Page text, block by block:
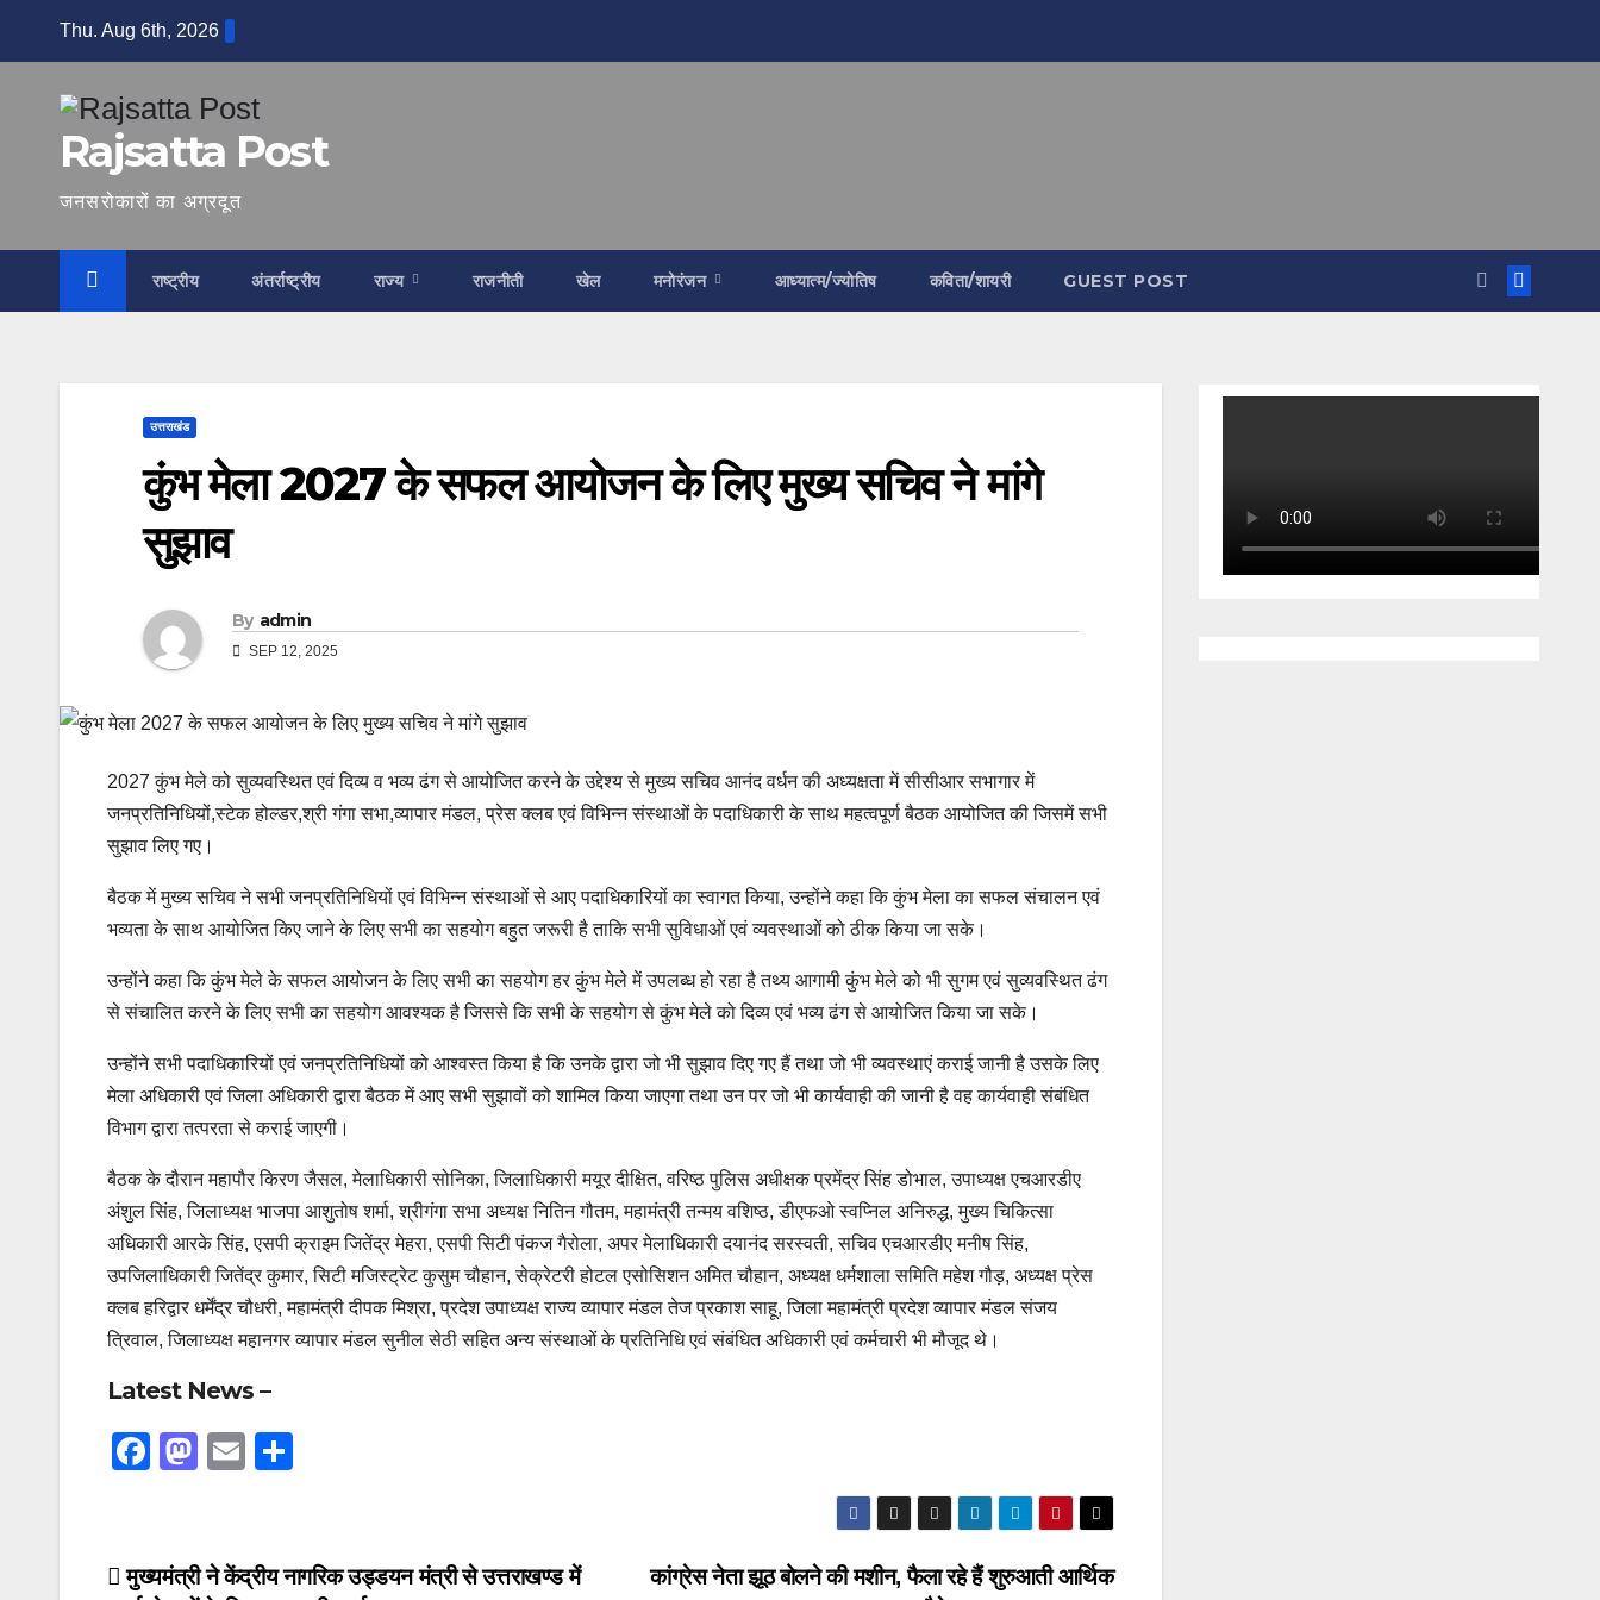
Thu. Aug 6th, 2026
Rajsatta Post
जनसरोकारों का अग्रदूत
राष्ट्रीय अंतर्राष्ट्रीय राज्य राजनीती खेल मनोरंजन आध्यात्म/ज्योतिष कविता/शायरी GUEST POST
उत्तराखंड
कुंभ मेला 2027 के सफल आयोजन के लिए मुख्य सचिव ने मांगे
सुझाव
By admin
SEP 12, 2025
2027 कुंभ मेले को सुव्यवस्थित एवं दिव्य व भव्य ढंग से आयोजित करने के उद्देश्य से मुख्य सचिव आनंद वर्धन की अध्यक्षता में सीसीआर सभागार में
जनप्रतिनिधियों,स्टेक होल्डर,श्री गंगा सभा,व्यापार मंडल, प्रेस क्लब एवं विभिन्न संस्थाओं के पदाधिकारी के साथ महत्वपूर्ण बैठक आयोजित की जिसमें सभी
सुझाव लिए गए।
बैठक में मुख्य सचिव ने सभी जनप्रतिनिधियों एवं विभिन्न संस्थाओं से आए पदाधिकारियों का स्वागत किया, उन्होंने कहा कि कुंभ मेला का सफल संचालन एवं
भव्यता के साथ आयोजित किए जाने के लिए सभी का सहयोग बहुत जरूरी है ताकि सभी सुविधाओं एवं व्यवस्थाओं को ठीक किया जा सके।
उन्होंने कहा कि कुंभ मेले के सफल आयोजन के लिए सभी का सहयोग हर कुंभ मेले में उपलब्ध हो रहा है तथ्य आगामी कुंभ मेले को भी सुगम एवं सुव्यवस्थित ढंग
से संचालित करने के लिए सभी का सहयोग आवश्यक है जिससे कि सभी के सहयोग से कुंभ मेले को दिव्य एवं भव्य ढंग से आयोजित किया जा सके।
उन्होंने सभी पदाधिकारियों एवं जनप्रतिनिधियों को आश्वस्त किया है कि उनके द्वारा जो भी सुझाव दिए गए हैं तथा जो भी व्यवस्थाएं कराई जानी है उसके लिए
मेला अधिकारी एवं जिला अधिकारी द्वारा बैठक में आए सभी सुझावों को शामिल किया जाएगा तथा उन पर जो भी कार्यवाही की जानी है वह कार्यवाही संबंधित
विभाग द्वारा तत्परता से कराई जाएगी।
बैठक के दौरान महापौर किरण जैसल, मेलाधिकारी सोनिका, जिलाधिकारी मयूर दीक्षित, वरिष्ठ पुलिस अधीक्षक प्रमेंद्र सिंह डोभाल, उपाध्यक्ष एचआरडीए
अंशुल सिंह, जिलाध्यक्ष भाजपा आशुतोष शर्मा, श्रीगंगा सभा अध्यक्ष नितिन गौतम, महामंत्री तन्मय वशिष्ठ, डीएफओ स्वप्निल अनिरुद्ध, मुख्य चिकित्सा
अधिकारी आरके सिंह, एसपी क्राइम जितेंद्र मेहरा, एसपी सिटी पंकज गैरोला, अपर मेलाधिकारी दयानंद सरस्वती, सचिव एचआरडीए मनीष सिंह,
उपजिलाधिकारी जितेंद्र कुमार, सिटी मजिस्ट्रेट कुसुम चौहान, सेक्रेटरी होटल एसोसिशन अमित चौहान, अध्यक्ष धर्मशाला समिति महेश गौड़, अध्यक्ष प्रेस
क्लब हरिद्वार धर्मेंद्र चौधरी, महामंत्री दीपक मिश्रा, प्रदेश उपाध्यक्ष राज्य व्यापार मंडल तेज प्रकाश साहू, जिला महामंत्री प्रदेश व्यापार मंडल संजय
त्रिवाल, जिलाध्यक्ष महानगर व्यापार मंडल सुनील सेठी सहित अन्य संस्थाओं के प्रतिनिधि एवं संबंधित अधिकारी एवं कर्मचारी भी मौजूद थे।
Latest News –
F
e
M
o
E
e
Post
कांग्रेस नेता झूठ बोलने की मशीन, फैला रहे हैं शुरुआती आर्थिक
मुख्यमंत्री ने केंद्रीय नागरिक उड्डयन मंत्री से उत्तराखण्ड में